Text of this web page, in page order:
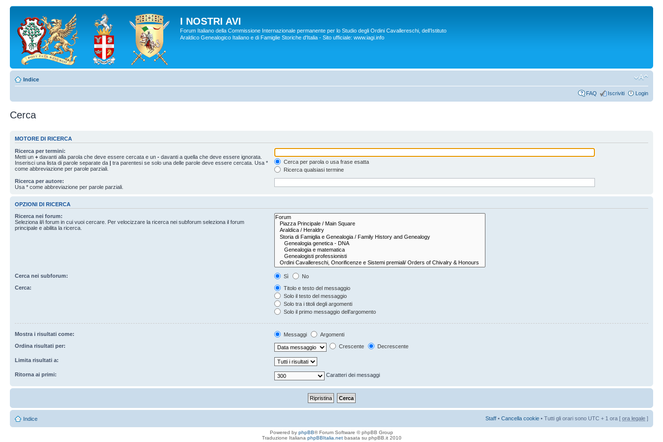
I NOSTRI AVI
Forum Italiano della Commissione Internazionale permanente per lo Studio degli Ordini Cavallereschi, dell’Istituto
Araldico Genealogico Italiano e di Famiglie Storiche d'Italia - Sito ufficiale: www.iagi.info
Indice
FAQ Iscriviti Login
Cerca
MOTORE DI RICERCA
Ricerca per termini:
Metti un + davanti alla parola che deve essere cercata e un - davanti a quella che deve essere ignorata.
Inserisci una lista di parole separate da | tra parentesi se solo una delle parole deve essere cercata. Usa *
come abbreviazione per parole parziali.
Cerca per parola o usa frase esatta
Ricerca qualsiasi termine
Ricerca per autore:
Usa * come abbreviazione per parole parziali.
OPZIONI DI RICERCA
Ricerca nei forum:
Seleziona il/i forum in cui vuoi cercare. Per velocizzare la ricerca nei subforum seleziona il forum
principale e abilita la ricerca.
Cerca nei subforum: Sì
No
Cerca:
Titolo e testo del messaggio
Solo il testo del messaggio
Solo tra i titoli degli argomenti
Solo il primo messaggio dell’argomento
Mostra i risultati come: Messaggi
Argomenti
Ordina risultati per:
Crescente Decrescente
Limita risultati a:
Ritorna ai primi: Caratteri dei messaggi
Indice Staff • Cancella cookie • Tutti gli orari sono UTC + 1 ora [ ora legale ]
Powered by phpBB® Forum Software © phpBB Group
Traduzione Italiana phpBBItalia.netbasata su phpBB.it 2010